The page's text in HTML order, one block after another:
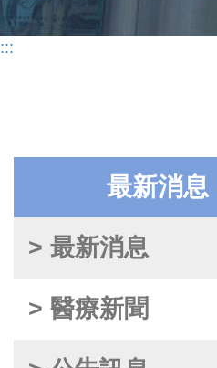
:::
最新消息
> 最新消息
> 醫療新聞